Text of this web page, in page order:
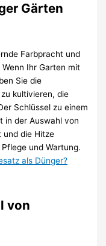
Gärten
Farbpracht und
Ihr Garten mit
Sie die
kultivieren, die
Schlüssel zu einem
in der Auswahl von
und die Hitze
und Wartung.
als Dünger?
von